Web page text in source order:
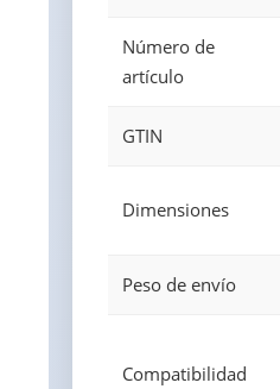
Número de
artículo
GTIN
Dimensiones
Peso de envío
Compatibilidad